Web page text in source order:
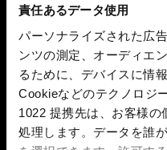
責任あるデータ使用
パーソナライズされた広
ンツの測定、オーディエ
るために、デバイスに情
Cookieなどのテクノロジ
1022 提携先は、お客様
処理します。データを誰
問題をご報告ください：
1.カード名およびそれが
2.カードを作成した日付
3.該当カードがないこと